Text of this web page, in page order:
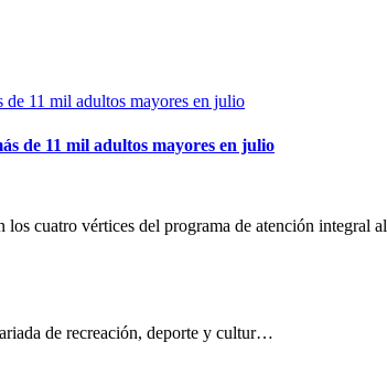
de 11 mil adultos mayores en julio
los cuatro vértices del programa de atención integral al
de recreación, deporte y cultur…